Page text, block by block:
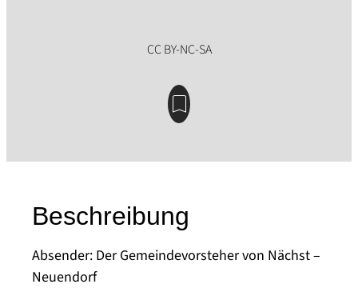
Beschreibung
Absender: Der Gemeindevorsteher von Nächst –
Neuendorf